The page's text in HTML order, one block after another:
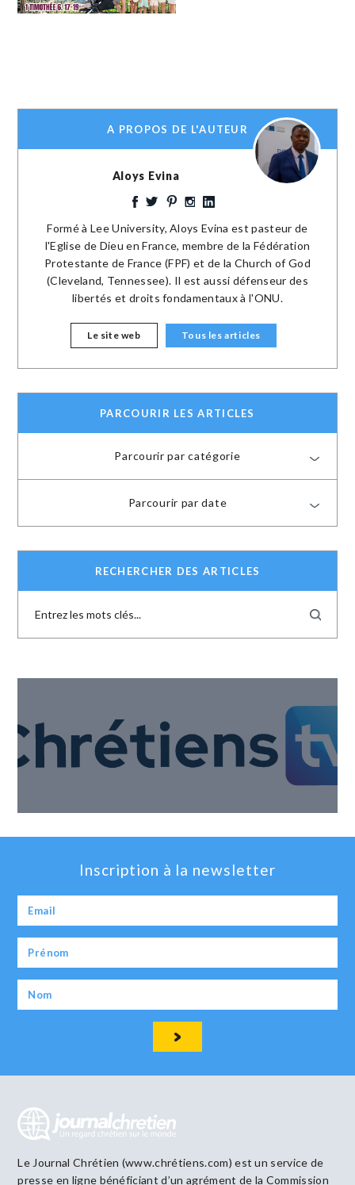
A PROPOS DE L'AUTEUR
Aloys Evina
Formé à Lee University, Aloys Evina est pasteur de
l'Eglise de Dieu en France, membre de la Fédération
Protestante de France (FPF) et de la Church of God
(Cleveland, Tennessee). Il est aussi défenseur des
libertés et droits fondamentaux à l'ONU.
Le site web Tous les articles
PARCOURIR LES ARTICLES
Parcourir par catégorie
Parcourir par date
RECHERCHER DES ARTICLES
Inscription à la newsletter
Le Journal Chrétien (www.chrétiens.com) est un service de
presse en ligne bénéficiant d’un agrément de la Commission